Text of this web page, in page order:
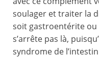
soulager et traiter la
soit gastroentérite
s’arrête pas là,
syndrome de